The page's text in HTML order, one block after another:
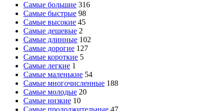
Самые большие 316
Самые быстрые 98
Самые высокие 45
Самые дешевые 2
Самые длинные 102
Самые дорогие 127
Самые короткие 5
Самые легкие 1
Самые маленькие 54
Самые многочисленные 188
Самые молодые 20
Самые низкие 10
Самые продолжительные 47